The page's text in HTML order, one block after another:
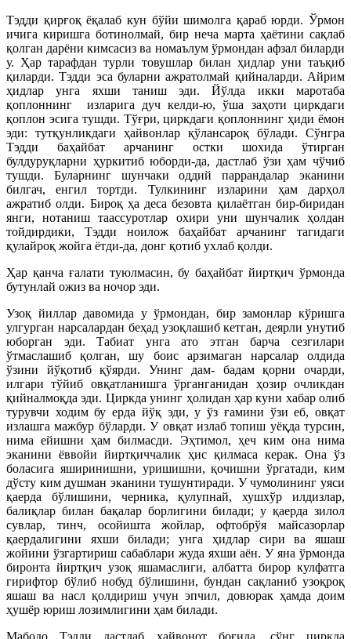
Тэдди қирғоқ ёқалаб кун бўйи шимолга қараб юрди. Ўрмон
ичига киришга ботинолмай, бир неча марта ҳаётини сақлаб
қолган дарёни кимсасиз ва номаълум ўрмондан афзал биларди
у. Ҳар тарафдан турли товушлар билан ҳидлар уни таъқиб
қиларди. Тэдди эса буларни ажратолмай қийналарди. Айрим
ҳидлар унга яхши таниш эди. Йўлда икки маротаба
қоплоннинг изларига дуч келди-ю, ўша заҳоти циркдаги
қоплон эсига тушди. Тўғри, циркдаги қоплоннинг ҳиди ёмон
эди: тутқунликдаги ҳайвонлар қўлансароқ бўлади. Сўнгра
Тэдди баҳайбат арчанинг остки шохида ўтирган
булдуруқларни ҳуркитиб юборди-да, дастлаб ўзи ҳам чўчиб
тушди. Буларнинг шунчаки оддий паррандалар эканини
билгач, енгил тортди. Тулкининг изларини ҳам дарҳол
ажратиб олди. Бироқ ҳа деса безовта қилаётган бир-биридан
янги, нотаниш таассуротлар охири уни шунчалик ҳолдан
тойдирдики, Тэдди ноилож баҳайбат арчанинг тагидаги
қулайроқ жойга ётди-да, донг қотиб ухлаб қолди.
Ҳар қанча ғалати туюлмасин, бу баҳайбат йиртқич ўрмонда
бутунлай ожиз ва ночор эди.
Узоқ йиллар давомида у ўрмондан, бир замонлар кўришга
улгурган нарсалардан беҳад узоқлашиб кетган, деярли унутиб
юборган эди. Табиат унга ато этган барча сезгилари
ўтмаслашиб қолган, шу боис арзимаган нарсалар олдида
ўзини йўқотиб қўярди. Унинг дам- бадам қорни очарди,
илгари тўйиб овқатланишга ўрганганидан ҳозир очликдан
қийналмоқда эди. Циркда унинг ҳолидан ҳар куни хабар олиб
турувчи ходим бу ерда йўқ эди, у ўз ғамини ўзи еб, овқат
излашга мажбур бўларди. У овқат излаб топиш уёқда турсин,
нима ейишни ҳам билмасди. Эҳтимол, ҳеч ким она нима
эканини ёввойи йиртқиччалик ҳис қилмаса керак. Она ўз
боласига яширинишни, уришишни, қочишни ўргатади, ким
дўсту ким душман эканини тушунтиради. У чумолининг уяси
қаерда бўлишини, черника, қулупнай, хушхўр илдизлар,
балиқлар билан бақалар борлигини билади; у қаерда зилол
сувлар, тинч, осойишта жойлар, офтобрўя майсазорлар
қаердалигини яхши билади; унга ҳидлар сири ва яшаш
жойини ўзгартириш сабаблари жуда яхши аён. У яна ўрмонда
биронта йиртқич узоқ яшамаслиги, албатта бирор кулфатга
гирифтор бўлиб нобуд бўлишини, бундан сақланиб узоқроқ
яшаш ва насл қолдириш учун эпчил, довюрак ҳамда доим
ҳушёр юриш лозимлигини ҳам билади.
Мабодо Тэдди дастлаб ҳайвонот боғида, сўнг циркда